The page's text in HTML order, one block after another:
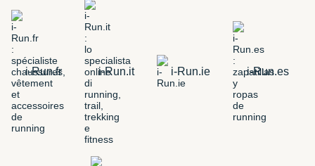
i-Run.fr i-Run.it i-Run.ie i-Run.es